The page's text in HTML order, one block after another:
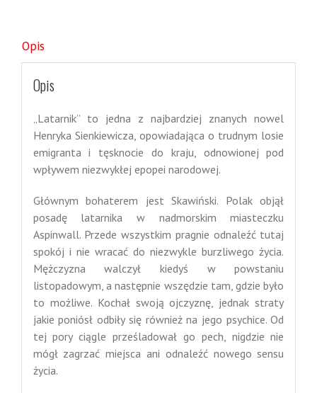
Opis
Opis
„Latarnik” to jedna z najbardziej znanych nowel
Henryka Sienkiewicza, opowiadająca o trudnym losie
emigranta i tęsknocie do kraju, odnowionej pod
wpływem niezwykłej epopei narodowej.
Głównym bohaterem jest Skawiński. Polak objął
posadę latarnika w nadmorskim miasteczku
Aspinwall. Przede wszystkim pragnie odnaleźć tutaj
spokój i nie wracać do niezwykle burzliwego życia.
Mężczyzna walczył kiedyś w powstaniu
listopadowym, a następnie wszędzie tam, gdzie było
to możliwe. Kochał swoją ojczyznę, jednak straty
jakie poniósł odbiły się również na jego psychice. Od
tej pory ciągle prześladował go pech, nigdzie nie
mógł zagrzać miejsca ani odnaleźć nowego sensu
życia.